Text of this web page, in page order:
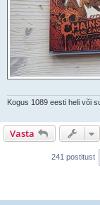
Kogus 1089 eesti heli või
Vasta
241 postitust